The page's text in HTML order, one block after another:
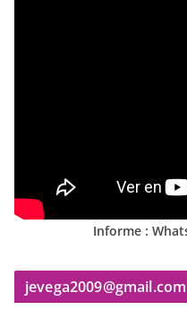
Informe :
jevega2009@gmail.com